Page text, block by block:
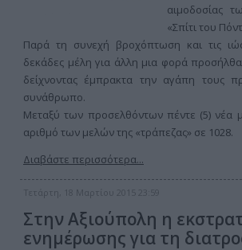
αιμοδοσίας
«Σπίτι του
Παρά τη συνεχή βροχόπτωση και τις
δεκάδες μέλη για άλλη μια φορά
δείχνοντας έμπρακτα την αγάπη τους
συνάθρωπο.
Μεταξύ των προσελθόντων πέντε (5) νέα
αριθμό των μελών της «τράπεζας» σε 1028.
Διαβάστε περισσότερα...
Τετάρτη, 18 Μαρτίου 2015 23:59
Στην Αξιούπολη η
ενημέρωσης για τη